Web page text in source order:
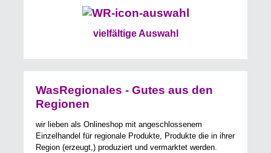
vielfältige Auswahl
WasRegionales - Gutes aus den
Regionen
wir lieben als Onlineshop mit angeschlossenem
Einzelhandel für regionale Produkte, Produkte die in ihrer
Region (erzeugt,) produziert und vermarktet werden.